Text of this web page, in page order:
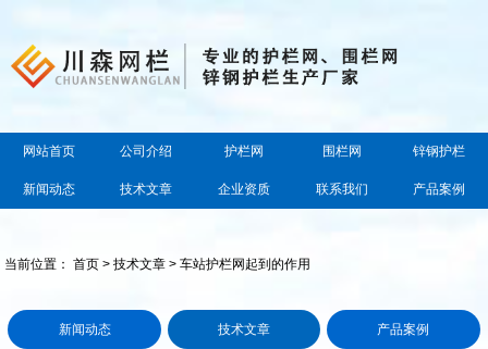
网站首页 公司介绍 护栏网 围栏网 锌钢护栏
新闻动态 技术文章 企业资质 联系我们 产品案例
当前位置：首页 >技术文章 > 车站护栏网起到的作用
新闻动态 技术文章 产品案例